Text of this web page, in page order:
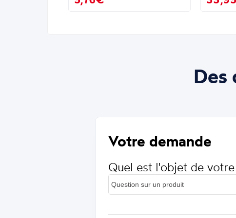
Des
Votre demande
Quel est l'objet de